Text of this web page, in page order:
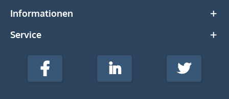
Informationen
Service
stempel-
Media
Facebook LinkedIn Twitter